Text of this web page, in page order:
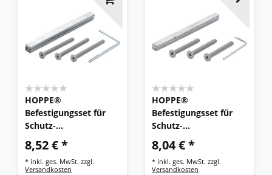
HOPPE®
Befestigungsset für
Schutz-
Türgriffgarnituren ES1
(Griff/Griff), VK 10 mm
8,52 € *
* inkl. ges. MwSt. zzgl.
Versandkosten
HOPPE®
Befestigungsset für
Schutz-
Türgriffgarnituren
ES1/ES2 (Griff/Griff),
VK 8 mm
8,04 € *
* inkl. ges. MwSt. zzgl.
Versandkosten